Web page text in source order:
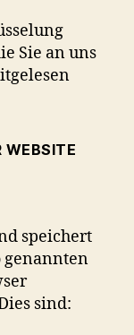
Sie an uns
WEBSITE
speichert
genannten
sind: